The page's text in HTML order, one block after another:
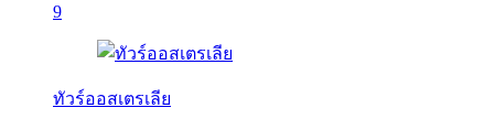
9
ทัวร์ออสเตรเลีย